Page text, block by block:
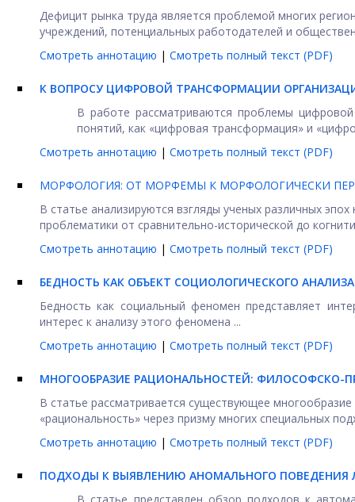
Дефицит рынка труда является проблемой многих
учреждений, потенциальных работодателей и
Смотреть аннотацию | Смотреть полный текст (PDF)
К ВОПРОСУ ЦИФРОВОЙ ТРАНСФОРМАЦИИ
В работе рассматриваются проблемы
понятий, как «цифровая трансформация» и
Смотреть аннотацию | Смотреть полный текст (PDF)
МОРФОЛОГИЯ: ОТ МОРФЕМЫ К МОРФОЛОГИЧЕСКИ
В статье анализируются взгляды ученых различных
проблематики от сравнительно-исторической до
Смотреть аннотацию | Смотреть полный текст (PDF)
БЕДНОСТЬ КАК ОБЪЕКТ СОЦИОЛОГИЧЕСКОГО
Бедность как социальный феномен представляет
интерес к анализу этого феномена ...
Смотреть аннотацию | Смотреть полный текст (PDF)
МНОГООБРАЗИЕ РАЦИОНАЛЬНОСТЕЙ: ФИЛОСОФСКО-
В статье рассматривается существующее
«рациональность» через призму многих специальных
Смотреть аннотацию | Смотреть полный текст (PDF)
ПОДХОДЫ К ВЫЯВЛЕНИЮ АНОМАЛЬНОГО ПОВЕДЕНИЯ